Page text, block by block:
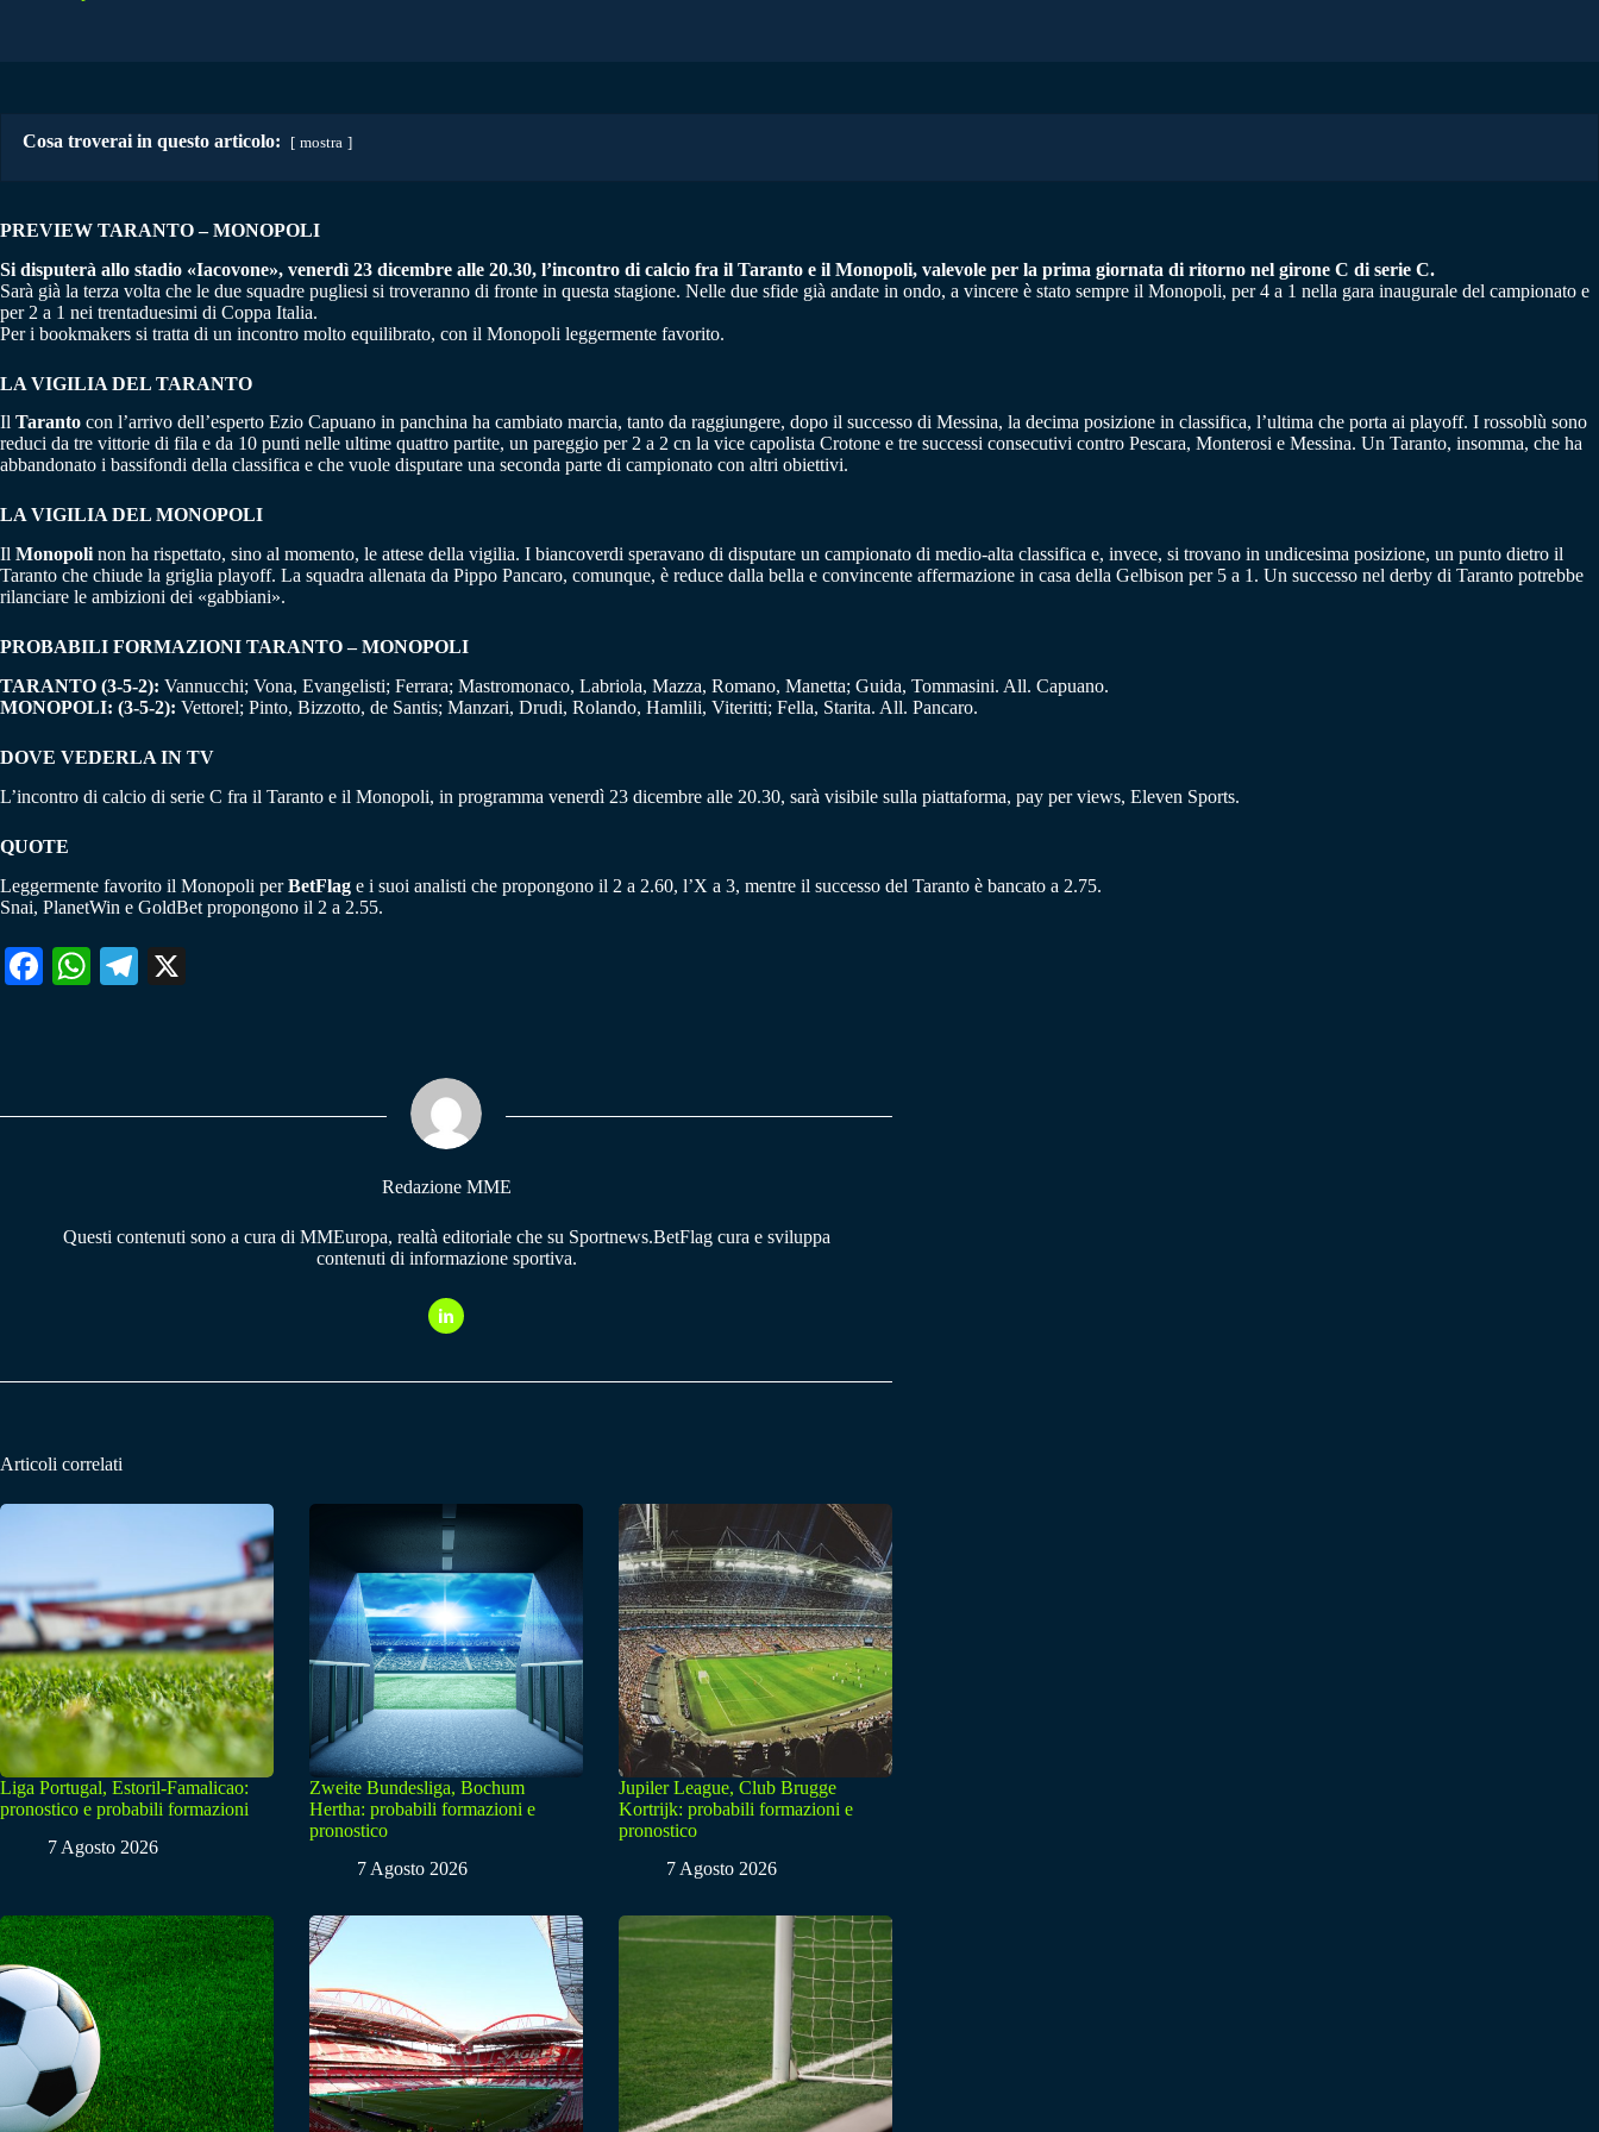
Cosa troverai in questo articolo: mostra
PREVIEW TARANTO – MONOPOLI
Si disputerà allo stadio «Iacovone», venerdì 23 dicembre alle 20.30, l’incontro di calcio fra il Taranto e il Monopoli, valevole per la prima giornata di ritorno nel girone C di serie C.
Sarà già la terza volta che le due squadre pugliesi si troveranno di fronte in questa stagione. Nelle due sfide già andate in ondo, a vincere è stato sempre il Monopoli, per 4 a 1 nella gara inaugurale del campionato e
per 2 a 1 nei trentaduesimi di Coppa Italia.
Per i bookmakers si tratta di un incontro molto equilibrato, con il Monopoli leggermente favorito.
LA VIGILIA DEL TARANTO
Il Taranto con l’arrivo dell’esperto Ezio Capuano in panchina ha cambiato marcia, tanto da raggiungere, dopo il successo di Messina, la decima posizione in classifica, l’ultima che porta ai playoff. I rossoblù sono
reduci da tre vittorie di fila e da 10 punti nelle ultime quattro partite, un pareggio per 2 a 2 cn la vice capolista Crotone e tre successi consecutivi contro Pescara, Monterosi e Messina. Un Taranto, insomma, che ha
abbandonato i bassifondi della classifica e che vuole disputare una seconda parte di campionato con altri obiettivi.
LA VIGILIA DEL MONOPOLI
Il Monopoli non ha rispettato, sino al momento, le attese della vigilia. I biancoverdi speravano di disputare un campionato di medio-alta classifica e, invece, si trovano in undicesima posizione, un punto dietro il
Taranto che chiude la griglia playoff. La squadra allenata da Pippo Pancaro, comunque, è reduce dalla bella e convincente affermazione in casa della Gelbison per 5 a 1. Un successo nel derby di Taranto potrebbe
rilanciare le ambizioni dei «gabbiani».
PROBABILI FORMAZIONI TARANTO – MONOPOLI
TARANTO (3-5-2): Vannucchi; Vona, Evangelisti; Ferrara; Mastromonaco, Labriola, Mazza, Romano, Manetta; Guida, Tommasini. All. Capuano.
MONOPOLI: (3-5-2): Vettorel; Pinto, Bizzotto, de Santis; Manzari, Drudi, Rolando, Hamlili, Viteritti; Fella, Starita. All. Pancaro.
DOVE VEDERLA IN TV
L’incontro di calcio di serie C fra il Taranto e il Monopoli, in programma venerdì 23 dicembre alle 20.30, sarà visibile sulla piattaforma, pay per views, Eleven Sports.
QUOTE
Leggermente favorito il Monopoli perBetFlag e i suoi analisti che propongono il 2 a 2.60, l’X a 3, mentre il successo del Taranto è bancato a 2.75.
Snai, PlanetWin e GoldBet propongono il 2 a 2.55.
Fa W
pp
Te
m
Redazione MME
Questi contenuti sono a cura di MMEuropa, realtà editoriale che su Sportnews.BetFlag cura e sviluppa
contenuti di informazione sportiva.
Articoli correlati
Liga Portugal, Estoril-Famalicao:
pronostico e probabili formazioni
7 Agosto 2026
Zweite Bundesliga, Bochum
Hertha: probabili formazioni e
pronostico
7 Agosto 2026
Jupiler League, Club Brugge
Kortrijk: probabili formazioni e
pronostico
7 Agosto 2026